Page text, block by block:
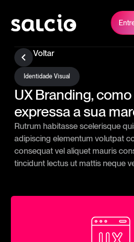
Voltar
Identidade Visual
UX Branding,
expressa a sua
Rutrum habitasse scelerisque
adipiscing elementum volutpat
consequat vel aliquet mauris
tincidunt lectus ut mattis neque